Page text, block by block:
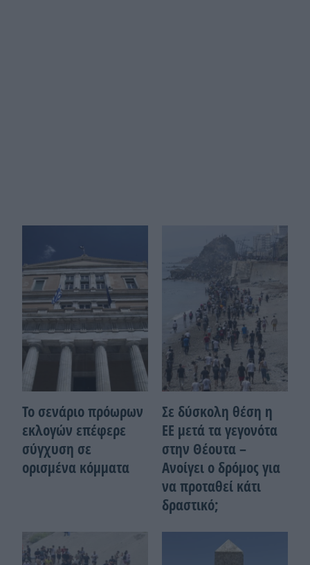
Το σενάριο πρόωρων
εκλογών επέφερε
σύγχυση σε
ορισμένα κόμματα
Σε δύσκολη θέση η
ΕΕ μετά τα γεγονότα
στην Θέουτα –
Ανοίγει ο δρόμος για
να προταθεί κάτι
δραστικό;